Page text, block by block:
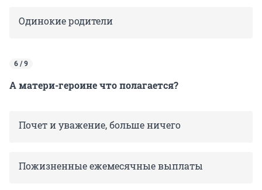
Одинокие родители
6 / 9
А матери-героине что полагается?
Почет и уважение, больше ничего
Пожизненные ежемесячные выплаты